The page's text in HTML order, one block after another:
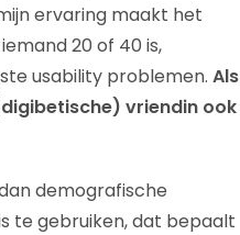
ervaring maakt het
20 of 40 is,
usability problemen. Als
vriendin ook
demografische
te gebruiken, dat bepaalt